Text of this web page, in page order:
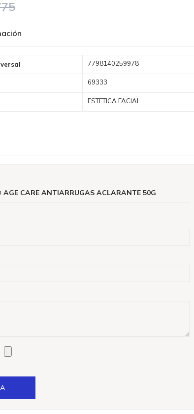
7798140259978
69333
ESTETICA FACIAL
AGE CARE ANTIARRUGAS ACLARANTE 50G